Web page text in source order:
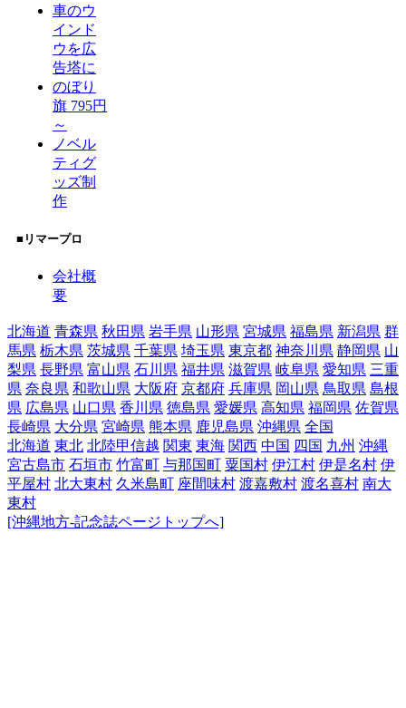
車のウ
インド
ウを広
告塔に
のぼり
旗 795円
～
ノベル
ティグ
ッズ制
作
■リマープロ
会社概
要
北海道 青森県 秋田県 岩手県 山形県 宮城県 福島県 新潟県 群
馬県 栃木県 茨城県 千葉県 埼玉県 東京都 神奈川県 静岡県 山
梨県 長野県 富山県 石川県 福井県 滋賀県 岐阜県 愛知県 三重
県 奈良県 和歌山県 大阪府 京都府 兵庫県 岡山県 鳥取県 島根
県 広島県 山口県 香川県 徳島県 愛媛県 高知県 福岡県 佐賀県
長崎県 大分県 宮崎県 熊本県 鹿児島県 沖縄県 全国
北海道 東北 北陸甲信越 関東 東海 関西 中国 四国 九州 沖縄
宮古島市 石垣市 竹富町 与那国町 粟国村 伊江村 伊是名村 伊
平屋村 北大東村 久米島町 座間味村 渡嘉敷村 渡名喜村 南大
東村
[沖縄地方-記念誌ページトップへ]